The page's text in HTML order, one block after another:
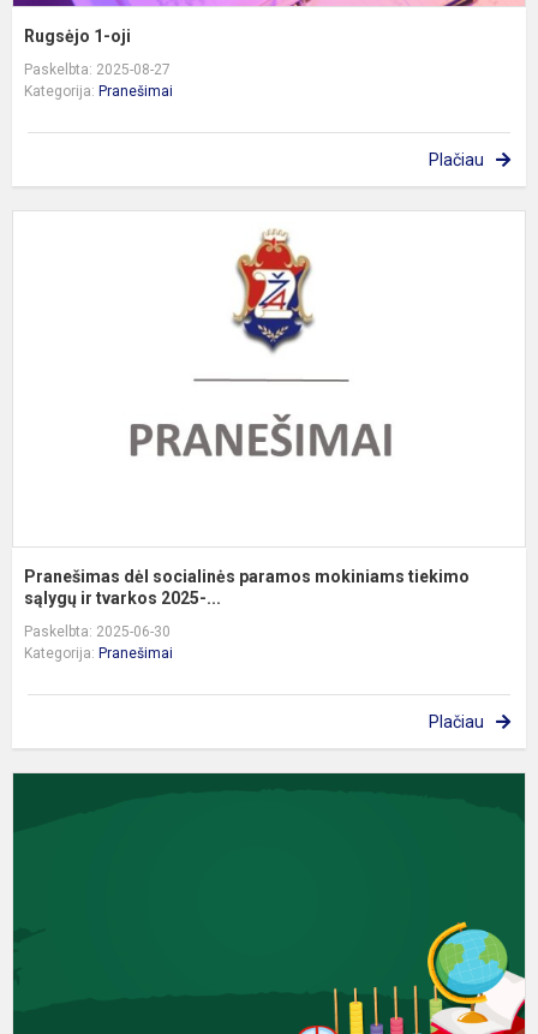
Rugsėjo 1-oji
Paskelbta: 2025-08-27
Kategorija: Pranešimai
Plačiau
Pranešimas dėl socialinės paramos mokiniams tiekimo
sąlygų ir tvarkos 2025-...
Paskelbta: 2025-06-30
Kategorija: Pranešimai
Plačiau